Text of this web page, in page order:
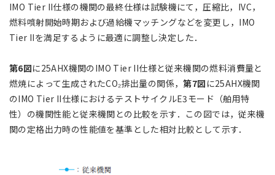
IMO Tier II仕様の機関の最終仕様は試験機にて，圧縮比，IVC，
燃料噴射開始時期および過給機マッチングなどを変更し，IMO
Tier IIを満足するように最適に調整し決定した．
第6図に25AHX機関のIMO Tier II仕様と従来機関の燃料消費量と
燃焼によって生成されたCO₂排出量の関係，第7図 に25AHX機関
のIMO Tier II仕様におけるテストサイクルE3モード（舶用特
性）の機関性能と従来機関との比較を示す．この図では，従来機
関の定格出力時の性能値を基準とした相対比較として示す．